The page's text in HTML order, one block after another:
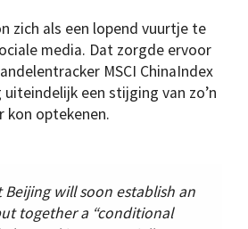
zich als een lopend vuurtje te
media. Dat zorgde ervoor
MSCI ChinaIndex
een stijging van zo’n
kon optekenen.
Beijing will soon establish an
together a “conditional